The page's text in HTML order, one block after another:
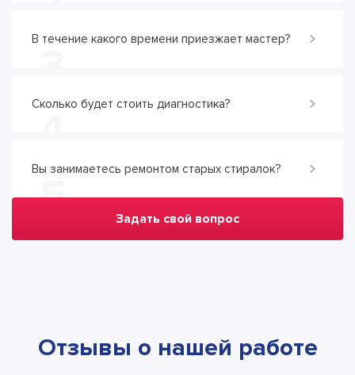
В течение какого времени приезжает мастер?
Сколько будет стоить диагностика?
Вы занимаетесь ремонтом старых стиралок?
5 Задать свой вопрос
Отзывы о нашей работе